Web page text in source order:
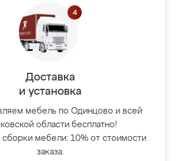
Доставка
и установка
мебель по Одинцово и всей
области бесплатно!
мебели: 10% от стоимости
заказа.